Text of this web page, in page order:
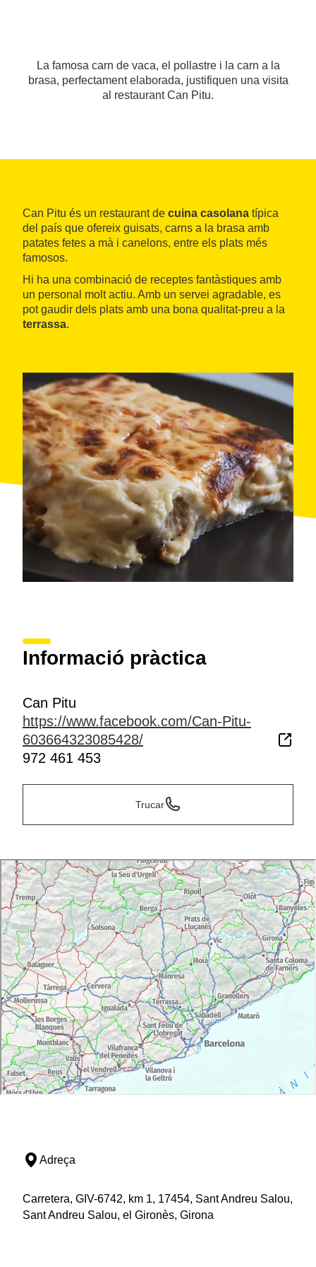
La famosa carn de vaca, el pollastre i la carn a la
brasa, perfectament elaborada, justifiquen una visita
al restaurant Can Pitu.
Can Pitu és un restaurant de cuina casolana típica
del país que ofereix guisats, carns a la brasa amb
patates fetes a mà i canelons, entre els plats més
famosos.
Hi ha una combinació de receptes fantàstiques amb
un personal molt actiu. Amb un servei agradable, es
pot gaudir dels plats amb una bona qualitat-preu a la
terrassa.
Informació pràctica
Can Pitu
https://www.facebook.com/Can-Pitu-
603664323085428/
972 461 453
Trucar
Adreça
Carretera, GIV-6742, km 1, 17454, Sant Andreu Salou,
Sant Andreu Salou, el Gironès, Girona